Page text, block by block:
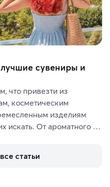
сувениры и
что привезти из
косметическим
изделиям
искать. От ароматного
близким или себе на
статьи